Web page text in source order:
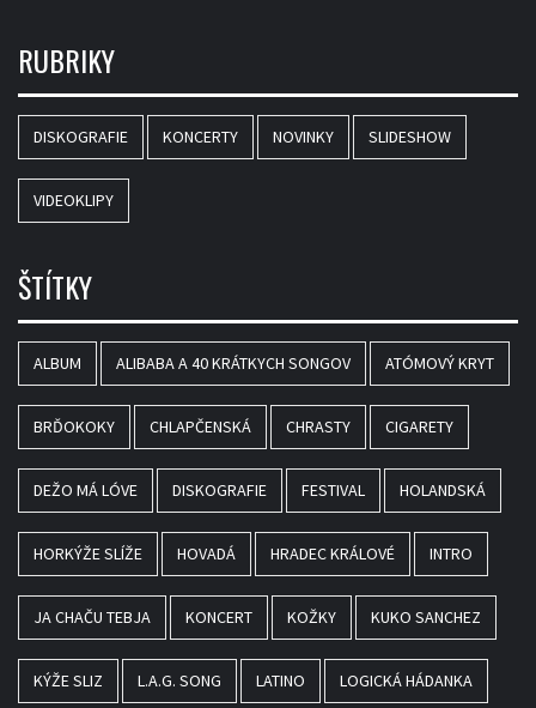
RUBRIKY
DISKOGRAFIE KONCERTY NOVINKY SLIDESHOW
VIDEOKLIPY
ŠTÍTKY
ALBUM ALIBABA A 40 KRÁTKYCH SONGOV ATÓMOVÝ KRYT
BRĎOKOKY CHLAPČENSKÁ CHRASTY CIGARETY
DEŽO MÁ LÓVE DISKOGRAFIE FESTIVAL HOLANDSKÁ
HORKÝŽE SLÍŽE HOVADÁ HRADEC KRÁLOVÉ INTRO
JA CHAČU TEBJA KONCERT KOŽKY KUKO SANCHEZ
KÝŽE SLIZ L.A.G. SONG LATINO LOGICKÁ HÁDANKA